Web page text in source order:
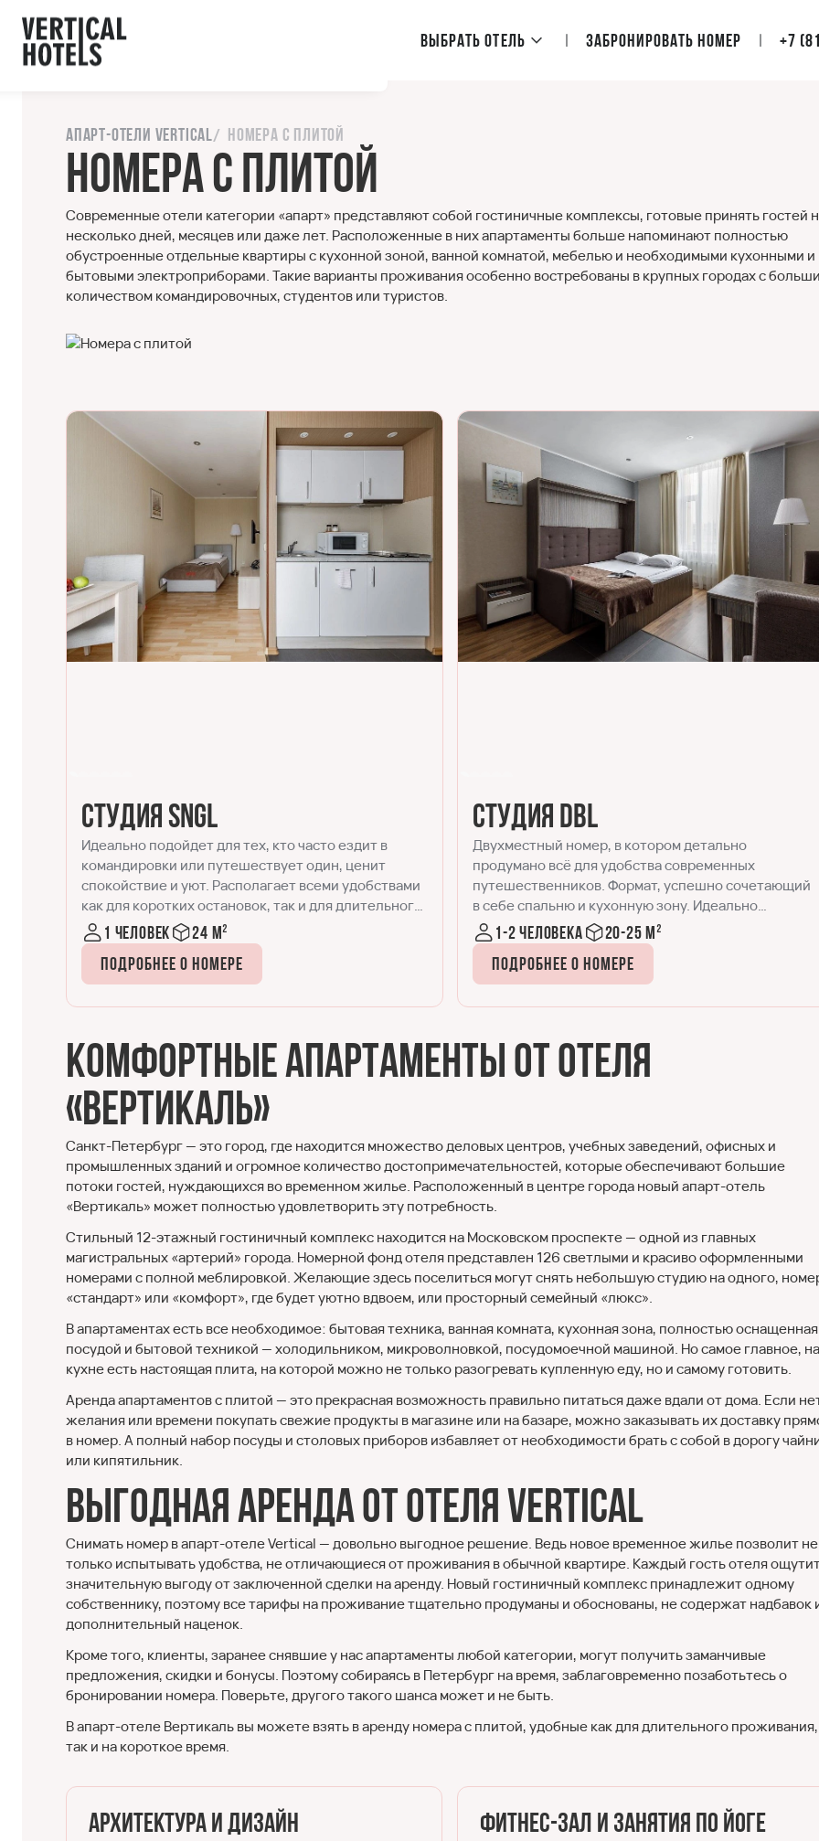
Выбрать отель Забронировать номер +7
Апарт-отели Vertical Номера с плитой
Номера с плитой
Современные отели категории «апарт» представляют собой гостиничные комплексы, готовые принять гостей
несколько дней, месяцев или даже лет. Расположенные в них апартаменты больше напоминают полностью
обустроенные отдельные квартиры с кухонной зоной, ванной комнатой, мебелью и необходимыми кухонными и
бытовыми электроприборами. Такие варианты проживания особенно востребованы в крупных городах с
количеством командировочных, студентов или туристов.
Студия DBL
Двухместный номер, в котором детально
продумано всё для удобства современных
путешественников. Формат, успешно сочетающий
в себе спальню и кухонную зону. Идеально
подходит для размещения одного-двух гостей.
1-2 человека
20-25 м²
Подробнее о номере
Стандарт
Номер Стандарт отличается от Студии DBL чуть
большей площадью и наличием рабочего места,
помимо спальной и кухонной зон. Отлично
подходит для комфортного размещения одного
или двух гостей, как во время командировки, так и
для отдыха.
1-2 человека
30-35 м²
Подробнее о номере
Комфортные апартаменты от отеля
«Вертикаль»
Санкт-Петербург — это город, где находится множество деловых центров, учебных заведений, офисных и
промышленных зданий и огромное количество достопримечательностей, которые обеспечивают большие
потоки гостей, нуждающихся во временном жилье. Расположенный в центре города новый апарт-отель
«Вертикаль» может полностью удовлетворить эту потребность.
Стильный 12-этажный гостиничный комплекс находится на Московском проспекте — одной из главных
магистральных «артерий» города. Номерной фонд отеля представлен 126 светлыми и красиво оформленными
номерами с полной меблировкой. Желающие здесь поселиться могут снять небольшую студию на одного,
«стандарт» или «комфорт», где будет уютно вдвоем, или просторный семейный «люкс».
В апартаментах есть все необходимое: бытовая техника, ванная комната, кухонная зона, полностью оснащенная
посудой и бытовой техникой — холодильником, микроволновкой, посудомоечной машиной. Но самое главное, на
кухне есть настоящая плита, на которой можно не только разогревать купленную еду, но и самому готовить.
Аренда апартаментов с плитой — это прекрасная возможность правильно питаться даже вдали от дома. Если
желания или времени покупать свежие продукты в магазине или на базаре, можно заказывать их доставку
в номер. А полный набор посуды и столовых приборов избавляет от необходимости брать с собой в дорогу
или кипятильник.
Выгодная аренда от отеля Vertical
Снимать номер в апарт-отеле Vertical — довольно выгодное решение. Ведь новое временное жилье позволит не
только испытывать удобства, не отличающиеся от проживания в обычной квартире. Каждый гость отеля
значительную выгоду от заключенной сделки на аренду. Новый гостиничный комплекс принадлежит одному
собственнику, поэтому все тарифы на проживание тщательно продуманы и обоснованы, не содержат надбавок
дополнительный наценок.
Кроме того, клиенты, заранее снявшие у нас апартаменты любой категории, могут получить заманчивые
предложения, скидки и бонусы. Поэтому собираясь в Петербург на время, заблаговременно позаботьтесь о
бронировании номера. Поверьте, другого такого шанса может и не быть.
В апарт-отеле Вертикаль вы можете взять в аренду номера с плитой, удобные как для длительного проживания,
так и на короткое время.
Архитектура и дизайн Фитнес-зал и занятия по йоге
с сайтом.